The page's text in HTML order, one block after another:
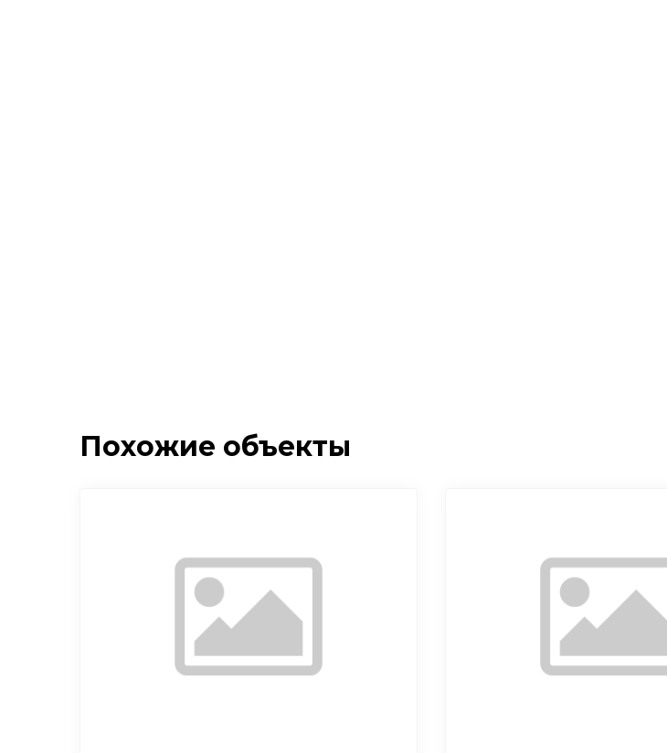
Похожие объекты